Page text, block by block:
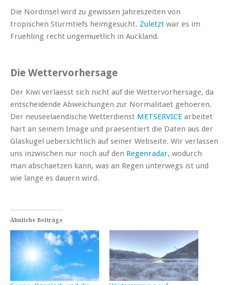
Die Nordinsel wird zu gewissen Jahreszeiten von
tropischen Sturmtiefs heimgesucht. Zuletzt war es im
Fruehling recht ungemuetlich in Auckland.
Die Wettervorhersage
Der Kiwi verlaesst sich nicht auf die Wettervorhersage, da
entscheidende Abweichungen zur Normalitaet gehoeren.
Der neuseelaendische Wetterdienst METSERVICE arbeitet
hart an seinem Image und praesentiert die Daten aus der
Glaskugel uebersichtlich auf seiner Webseite. Wir verlassen
uns inzwischen nur noch auf den Regenradar, wodurch
man abschaetzen kann, was an Regen unterwegs ist und
wie lange es dauern wird.
Ähnliche Beiträge